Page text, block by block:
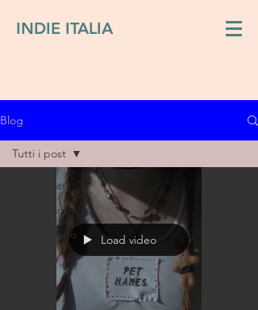
INDIE ITALIA
Blog
Tutti i post
Recensioni
Indie italiano
Interviste
Tutti i post
Load video